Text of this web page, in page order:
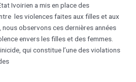
Ivoirien a mis en place des
les violences faites aux filles et aux
nous observons ces dernières années
envers les filles et des femmes.
qui constitue l’une des violations